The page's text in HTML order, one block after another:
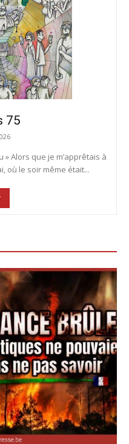
75
Alors que je m’apprêtais à
où le soir même était...